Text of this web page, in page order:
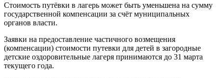
Стоимость путёвки в лагерь может быть уменьшена на сумму
государственной компенсации за счёт муниципальных
органов власти.
Заявки на предоставление частичного возмещения
(компенсации) стоимости путевки для детей в загородные
детские оздоровительные лагеря принимаются до 31 марта
текущего года.